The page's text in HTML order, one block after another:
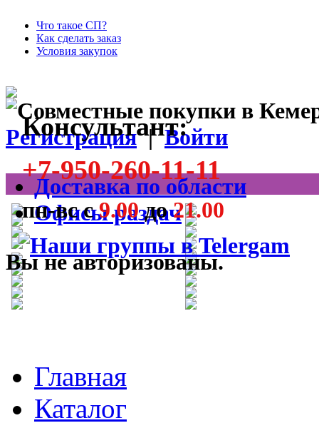
Что такое СП?
Как сделать заказ
Условия закупок
Консультант:
+7-950-260-11-11
пн-вс с9.00до21.00
Регистрация|Войти
Доставка по области
Офисы раздач
Вы не авторизованы.
Главная
Каталог